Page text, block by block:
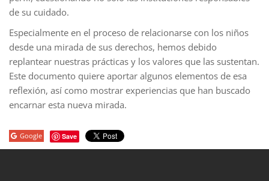
de su cuidado.
Especialmente en el proceso de relacionarse con los niños
desde una mirada de sus derechos, hemos debido
replantear nuestras prácticas y los valores que las sustentan.
Este documento quiere aportar algunos elementos de esa
reflexión, así como mostrar experiencias que han buscado
encarnar esta nueva mirada.
Google Save